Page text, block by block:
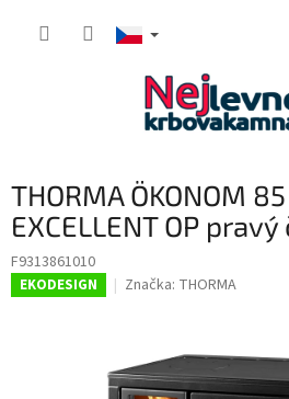
THORMA ÖKONOM 85
EXCELLENT OP
F9313861010
EKODESIGN Značka: THORMA